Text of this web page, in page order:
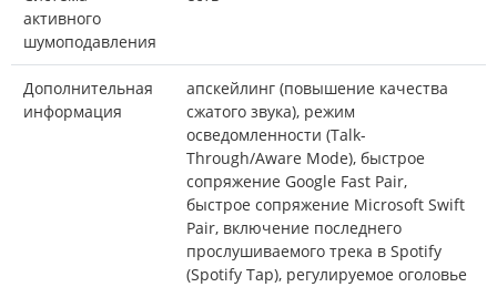
активного
шумоподавления
Дополнительная
информация
апскейлинг (повышение качества
сжатого звука), режим
осведомленности (Talk-
Through/Aware Mode), быстрое
сопряжение Google Fast Pair,
быстрое сопряжение Microsoft Swift
Pair, включение последнего
прослушиваемого трека в Spotify
(Spotify Tap), регулируемое оголовье